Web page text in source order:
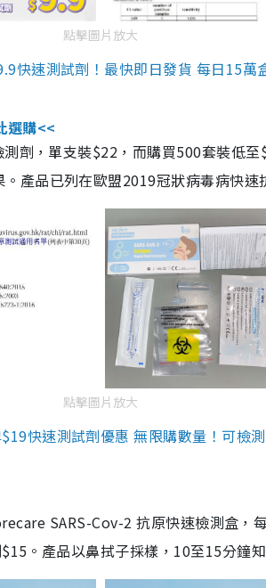
點擊圖片放大
快速測試劑！最快即日發貨 每日15萬
選購<<
劑，單支裝$22，而購買500套裝低
產品已列在歐盟2019冠狀病毒病快速
點擊圖片放大
快速測試劑優惠 無限購數量！可檢
SARS-Cov-2 抗原快速檢測盒，
。產品以鼻拭子採樣，10至15分鐘知